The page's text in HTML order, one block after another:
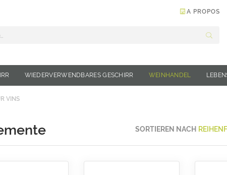
A PROPOS
WIEDERVERWENDBARES GESCHIRR WEINHANDEL
VINS
SORTIEREN NACH